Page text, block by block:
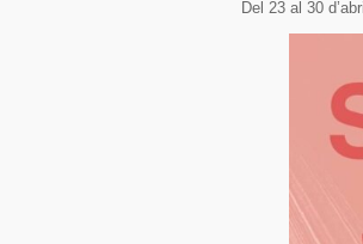
Del 23 al 30